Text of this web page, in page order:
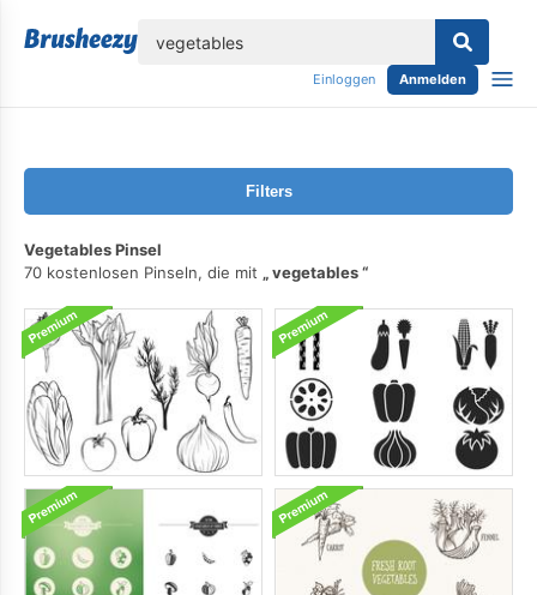
Einloggen Anmelden
Filters
Vegetables Pinsel
70 kostenlosen Pinseln, die mit
vegetables